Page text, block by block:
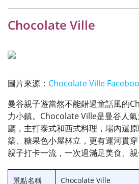
Chocolate Ville
圖片來源： Chocolate Ville
曼谷親子遊當然不能錯過童話風的
力小鎮。Chocolate Ville是曼谷人
廳，主打泰式和西式料理，場內還
築、糖果色小屋林立，更有運河貫
親子打卡一流，一次過滿足美食、親
景點名稱 Chocolate Ville